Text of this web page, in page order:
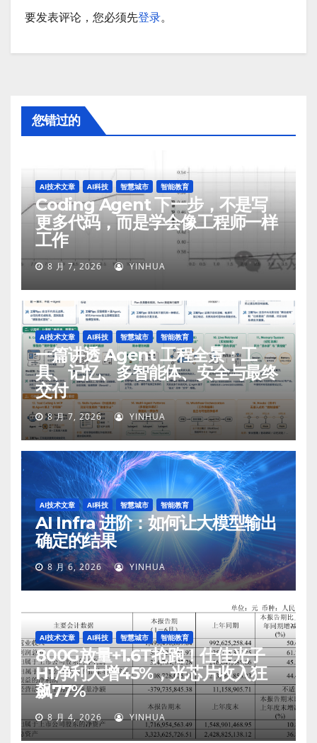
要发表评论，您必须先登录。
您错过的
AI技术文章 AI科技 智慧城市 智能教育
Coding Agent 下一步，不是写
更多代码，而是学会像工程师一样
工作
8 月 7, 2026 YINHUA
AI技术文章 AI科技 智慧城市 智能教育
一篇讲透 Agent 工程全景：工
具、记忆、多智能体、安全与最终
交付
8 月 7, 2026 YINHUA
AI技术文章 AI科技 智慧城市 智能教育
AI Infra 进阶：如何让大模型输出
确定的结果
8 月 6, 2026 YINHUA
AI技术文章 AI科技 智慧城市 智能教育
800G放量+1.6T抢跑！仕佳光子
H1净利大增45%，光芯片收入狂
飙77%
8 月 4, 2026 YINHUA